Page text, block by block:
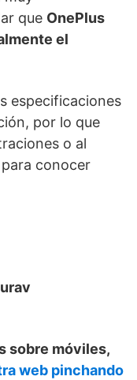
que OnePlus
el
especificaciones
por lo que
o al
conocer
sobre móviles,
web pinchando